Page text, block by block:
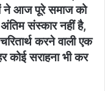
ने आज पूरे समाज को
संस्कार नहीं है,
करने वाली एक
कोई सराहना भी कर